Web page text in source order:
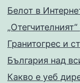
Белот в
Гранитогрес и
България над
Какво е уеб